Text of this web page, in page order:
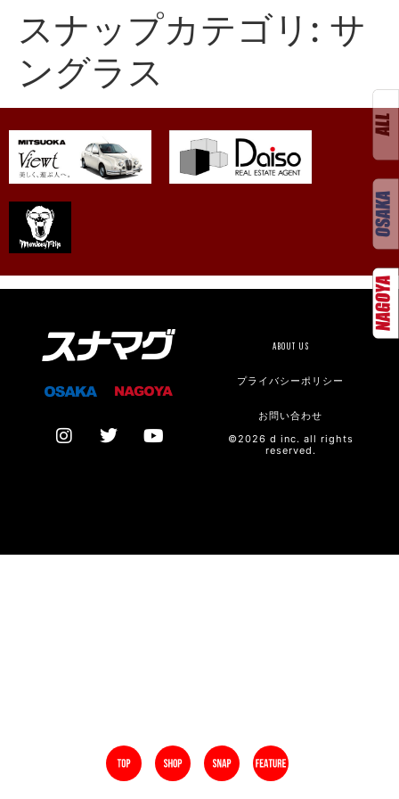
スナップカテゴリ: サ
ングラス
ABOUT US
プライバシーポリシー
お問い合わせ
©2026 d inc. all rights
reserved.